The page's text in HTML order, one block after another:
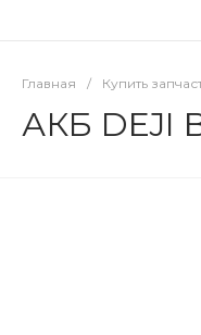
Главная / Купить
АКБ DEJI